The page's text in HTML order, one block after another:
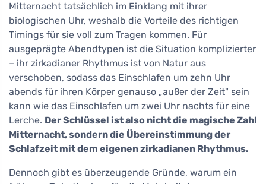
Mitternacht tatsächlich im Einklang mit ihrer
biologischen Uhr, weshalb die Vorteile des richtigen
Timings für sie voll zum Tragen kommen. Für
ausgeprägte Abendtypen ist die Situation komplizierter
– ihr zirkadianer Rhythmus ist von Natur aus
verschoben, sodass das Einschlafen um zehn Uhr
abends für ihren Körper genauso „außer der Zeit" sein
kann wie das Einschlafen um zwei Uhr nachts für eine
Lerche. Der Schlüssel ist also nicht die magische Zahl
Mitternacht, sondern die Übereinstimmung der
Schlafzeit mit dem eigenen zirkadianen Rhythmus.
Dennoch gibt es überzeugende Gründe, warum ein